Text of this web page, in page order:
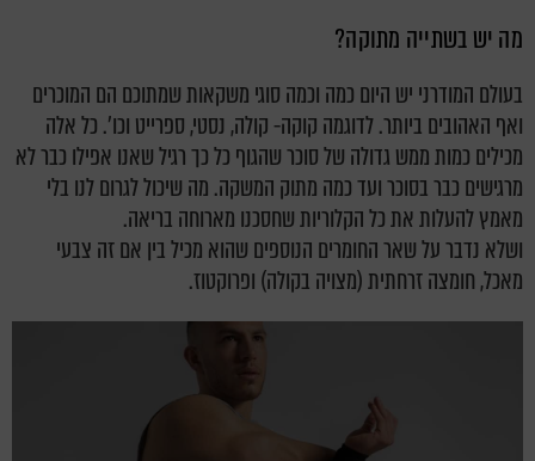
מה יש בשתייה מתוקה?
בעולם המודרני יש היום כמה וכמה סוגי משקאות שמתוכם הם המוכרים
ואף האהובים ביותר. לדוגמה קוקה- קולה, נסטי, ספרייט וכו'. כל אלה
מכילים כמות ממש גדולה של סוכר שהגוף כל כך רגיל שאנו אפילו כבר לא
מרגישים כבר בסוכר ועד כמה מתוק המשקה. מה שיכול לגרום לנו בלי
מאמץ להעלות את כל הקלוריות שחסכנו מארוחה בריאה.
ושלא נדבר על שאר החומרים הנוספים שהוא מכיל בין אם זה צבעי
מאכל, חומצה זרחתית (מצויה בקולה) ופרוקטוז.